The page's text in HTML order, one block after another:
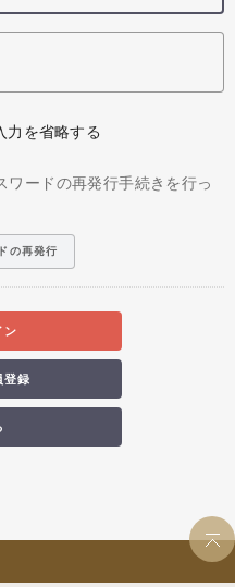
力を省略する
ワードの再発行手続きを行っ
の再発行
ン
登録